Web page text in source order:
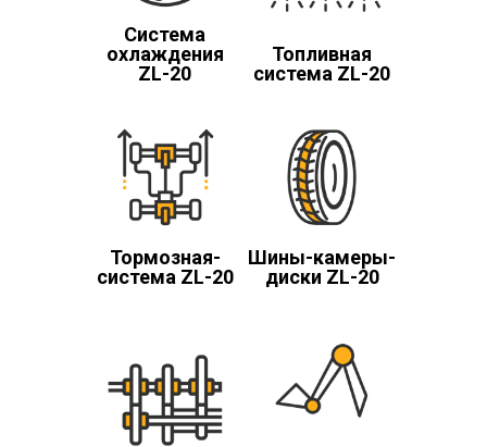
Система
охлаждения
ZL-20
Топливная
система ZL-20
Тормозная-
система ZL-20
Шины-камеры-
диски ZL-20